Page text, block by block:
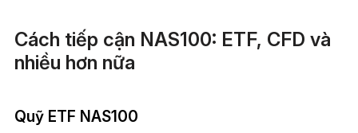
Cách tiếp cận NAS100: ETF, CFD và
nhiều hơn nữa
Quỹ ETF NAS100